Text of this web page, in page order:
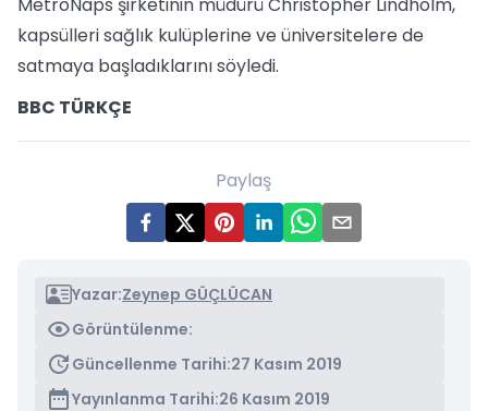
kapsülleri sağlık kulüplerine ve üniversitelere de
satmaya başladıklarını söyledi.
BBC TÜRKÇE
Paylaş
Yazar:Zeynep GÜÇLÜCAN
Görüntülenme:
Güncellenme Tarihi:27 Kasım 2019
Yayınlanma Tarihi:26 Kasım 2019